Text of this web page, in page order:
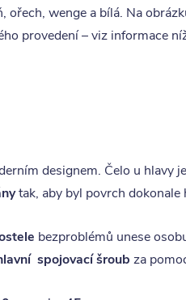
wenge a bílá. Na
provedení – viz informace
designem. Čelo u hlavy
tak, aby byl povrch dokonale
bezproblémů unese
spojovací šroub za